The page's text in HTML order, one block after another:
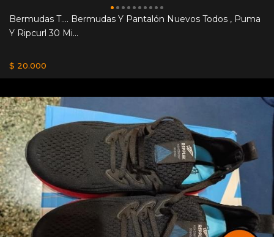
Bermudas T.... Bermudas Y Pantalón Nuevos Todos , Puma
Y Ripcurl 30 Mi...
$ 20.000